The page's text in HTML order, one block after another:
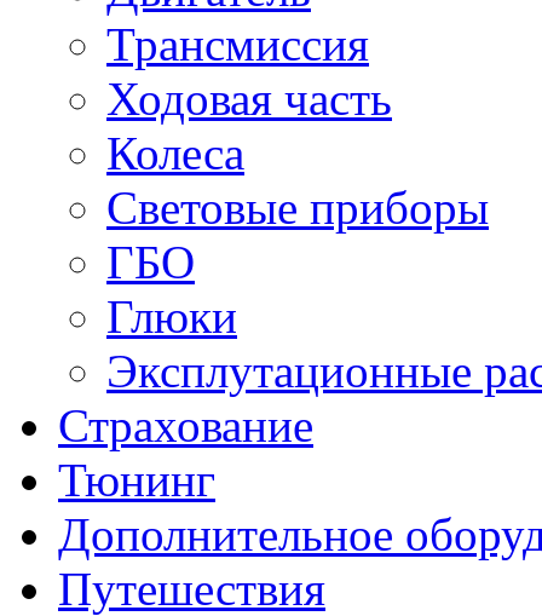
Трансмиссия
Ходовая часть
Колеса
Световые приборы
ГБО
Глюки
Эксплутационные
Страхование
Тюнинг
Дополнительное
Путешествия